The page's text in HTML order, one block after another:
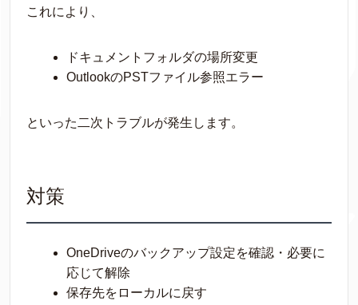
これにより、
ドキュメントフォルダの場所変更
OutlookのPSTファイル参照エラー
といった二次トラブルが発生します。
対策
OneDriveのバックアップ設定を確認・必要に
応じて解除
保存先をローカルに戻す